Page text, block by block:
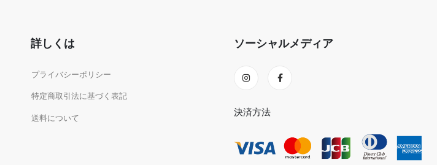
詳しくは
プライバシーポリシー
特定商取引法に基づく表記
送料について
ソーシャルメディア
決済方法